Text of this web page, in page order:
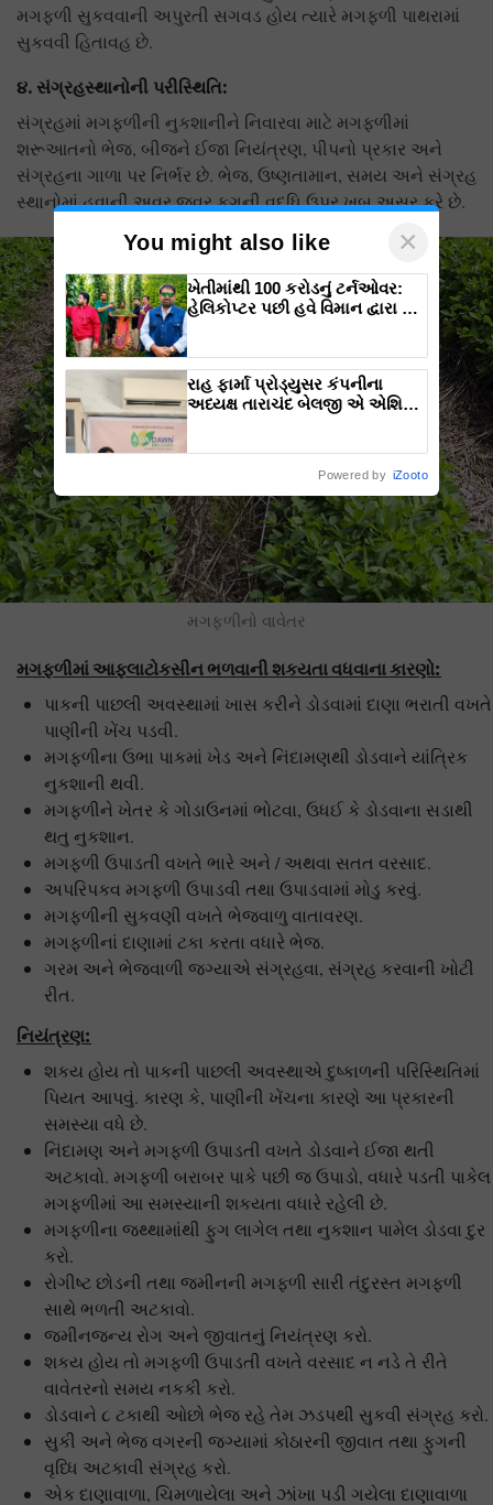
મગફળી સુકવવાની અપુરતી સગવડ હોય ત્યારે મગફળી પાથરામાં
સુકવવી હિતાવહ છે.
૪. સંગ્રહસ્થાનોની પરીસ્થિતિ:
સંગ્રહમાં મગફળીની નુકશાનીને નિવારવા માટે મગફળીમાં
શરૂઆતનો ભેજ, બીજને ઈજા નિયંત્રણ, પીપનો પ્રકાર અને
સંગ્રહના ગાળા પર નિર્ભર છે. ભેજ, ઉષ્ણતામાન, સમય અને સંગ્રહ
સ્થાનોમાં હવાની અવર જવર ફુગની વુદ્ધિ ઉપર ખુબ અસર કરે છે.
મગફળીનો વાવેતર
મગફળીમાં આફલાટોકસીન ભળવાની શકયતા વધવાના કારણો:
પાકની પાછલી અવસ્થામાં ખાસ કરીને ડોડવામાં દાણા ભરાતી વખતે
પાણીની ખેંચ પડવી.
મગફળીના ઉભા પાકમાં ખેડ અને નિંદામણથી ડોડવાને યાંત્રિક
નુકશાની થવી.
મગફળીને ખેતર કે ગોડાઉનમાં ભોટવા, ઉધઈ કે ડોડવાના સડાથી
થતુ નુકશાન.
મગફળી ઉપાડતી વખતે ભારે અને / અથવા સતત વરસાદ.
અપરિપકવ મગફળી ઉપાડવી તથા ઉપાડવામાં મોડુ કરવું.
મગફળીની સુકવણી વખતે ભેજવાળુ વાતાવરણ.
મગફળીનાં દાણામાં ટકા કરતા વધારે ભેજ.
ગરમ અને ભેજવાળી જગ્યાએ સંગ્રહવા, સંગ્રહ કરવાની ખોટી
રીત.
નિયંત્રણ:
શકય હોય તો પાકની પાછલી અવસ્થાએ દુષ્કાળની પરિસ્થિતિમાં
પિયત આપવું. કારણ કે, પાણીની ખેંચના કારણે આ પ્રકારની
સમસ્યા વધે છે.
નિંદામણ અને મગફળી ઉપાડતી વખતે ડોડવાને ઈજા થતી
અટકાવો. મગફળી બરાબર પાકે પછી જ ઉપાડો, વધારે પડતી પાકેલ
મગફળીમાં આ સમસ્યાની શકયતા વધારે રહેલી છે.
મગફળીના જથ્થામાંથી ફુગ લાગેલ તથા નુકશાન પામેલ ડોડવા દુર
કરો.
રોગીષ્ટ છોડની તથા જમીનની મગફળી સારી તંદુરસ્ત મગફળી
સાથે ભળતી અટકાવો.
જમીનજન્ય રોગ અને જીવાતનું નિયંત્રણ કરો.
શકય હોય તો મગફળી ઉપાડતી વખતે વરસાદ ન નડે તે રીતે
વાવેતરનો સમય નકકી કરો.
ડોડવાને ૮ ટકાથી ઓછો ભેજ રહે તેમ ઝડપથી સુકવી સંગ્રહ કરો.
સુકી અને ભેજ વગરની જગ્યામાં કોઠારની જીવાત તથા ફુગની
વૃધ્ધિ અટકાવી સંગ્રહ કરો.
એક દાણાવાળા, ચિમળાયેલા અને ઝાંખા પડી ગયેલા દાણાવાળા
You might also like ×
ખેતીમાંથી 100 કરોડનું ટર્નઓવર:
હેલિકોપ્ટર પછી હવે વિમાન દ્વારા કૃષિ
રાહ ફાર્મા પ્રોડ્યુસર કંપનીના
અધ્યક્ષ તારાચંદ બેલજી એ એશિયા
Powered by iZooto